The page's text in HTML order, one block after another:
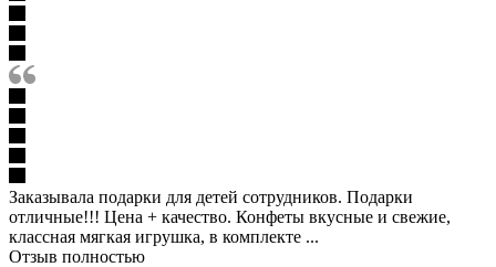
Заказывала подарки для детей сотрудников. Подарки
отличные!!! Цена + качество. Конфеты вкусные и свежие,
классная мягкая игрушка, в комплекте ...
Отзыв полностью